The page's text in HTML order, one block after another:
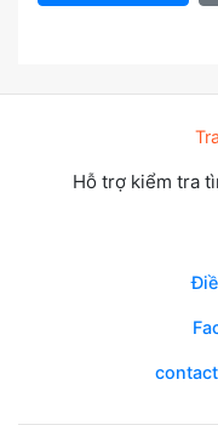
Hỗ trợ kiểm tra